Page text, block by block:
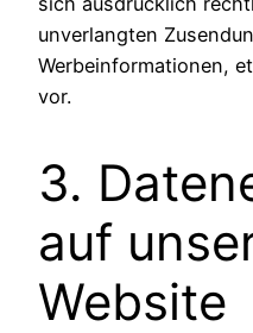
unverlangten
Werbeinformationen,
vor.
3.
auf
Website